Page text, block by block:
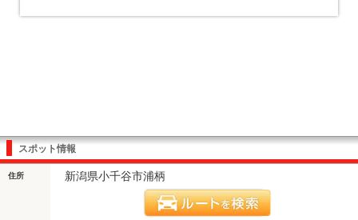
スポット情報
住所 新潟県小千谷市浦柄